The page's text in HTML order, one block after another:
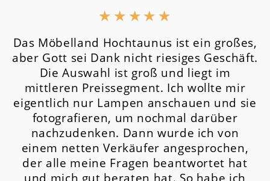
★ ★ ★ ★ ★
Das Möbelland Hochtaunus ist ein großes,
aber Gott sei Dank nicht riesiges Geschäft.
Die Auswahl ist groß und liegt im
mittleren Preissegment. Ich wollte mir
eigentlich nur Lampen anschauen und sie
fotografieren, um nochmal darüber
nachzudenken. Dann wurde ich von
einem netten Verkäufer angesprochen,
der alle meine Fragen beantwortet hat
und mich gut beraten hat. So habe ich